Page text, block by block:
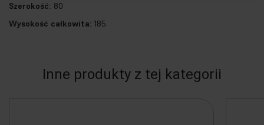
Szerokość: 80
Wysokość całkowita: 185
Inne produkty z tej kategorii